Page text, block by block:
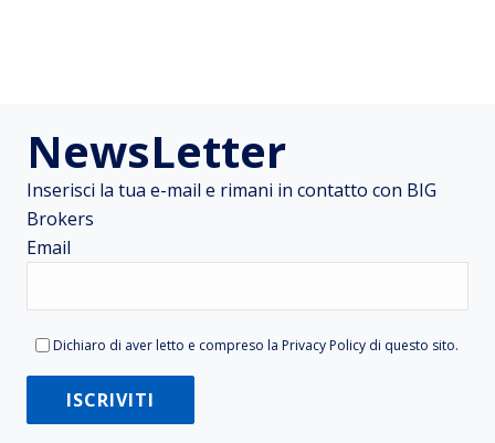
NewsLetter
Inserisci la tua e-mail e rimani in contatto con BIG
Brokers
Email
Dichiaro di aver letto e compreso la Privacy Policy di questo sito.